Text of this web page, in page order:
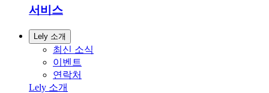
서비스
Lely 소개
최신 소식
이벤트
연락처
Lely 소개